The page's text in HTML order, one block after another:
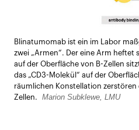
Blinatumomab ist ein im Labor
zwei „Armen“. Der eine Arm heftet
auf der Oberfläche von B-Zellen
das „CD3-Molekül“ auf der
räumlichen Konstellation zerstören
Zellen.
Marion Subklewe, LMU